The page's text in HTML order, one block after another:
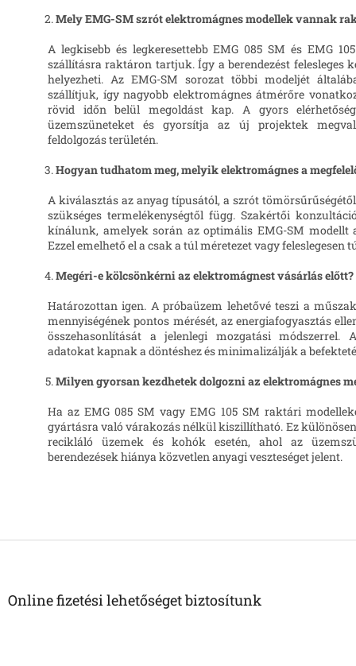
Mely EMG-SM szrót elektromágnes modellek vannak
A legkisebb és legkeresettebb EMG 085 SM és EMG
szállításra raktáron tartjuk. Így a berendezést felesleges
helyezheti. Az EMG-SM sorozat többi modeljét
szállítjuk, így nagyobb elektromágnes átmérőre
rövid időn belül megoldást kap. A gyors
üzemszüneteket és gyorsítja az új projektek
feldolgozás területén.
Hogyan tudhatom meg, melyik elektromágnes a
A kiválasztás az anyag típusától, a szrót
szükséges termelékenységtől függ. Szakértői
kínálunk, amelyek során az optimális EMG-SM modellt
Ezzel emelhető el a csak a túl méretezet vagy feleslegesen
Megéri-e kölcsönkérni az elektromágnest vásárlás előtt?
Határozottan igen. A próbaüzem lehetővé teszi a
mennyiségének pontos mérését, az energiafogyasztás
összehasonlítását a jelenlegi mozgatási
adatokat kapnak a döntéshez és minimalizálják a
Milyen gyorsan kezdhetek dolgozni az elektromágnes
Ha az EMG 085 SM vagy EMG 105 SM raktári
gyártásra való várakozás nélkül kiszillítható. Ez
recikláló üzemek és kohók esetén, ahol az
berendezések hiánya közvetlen anyagi veszteséget jelent.
L
Online fizetési lehetőséget biztosítunk